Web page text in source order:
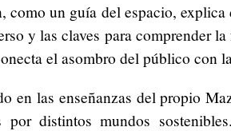
como un guía del espacio, explica
y las claves para comprender
el asombro del público con
en las enseñanzas del propio
por distintos mundos